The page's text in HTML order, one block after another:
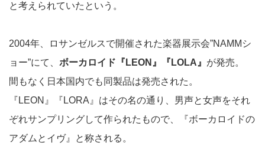
と考えられていたという。
2004年、ロサンゼルスで開催された楽器展示会”NAMMシ
ョー”にて、 ボーカロイド『LEON』『LOLA』 が発売。
間もなく日本国内でも同製品は発売された。
『LEON』『LORA』はその名の通り、男声と女声をそれ
ぞれサンプリングして作られたもので、『ボーカロイドの
アダムとイヴ』と称される。